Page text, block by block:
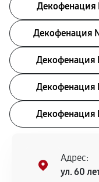
Декофенация
Декофенация
Декофенация
Декофенация
Декофенация
Адрес:
ул. 60